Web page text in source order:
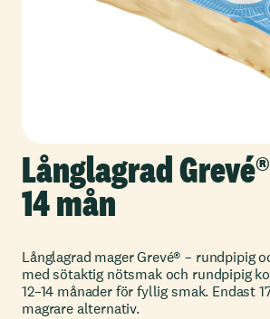
Långlagrad Grevé®
14 mån
Långlagrad mager Grevé® – rundpipig
med sötaktig nötsmak och rundpipig
12–14 månader för fyllig smak. Endast
magrare alternativ.